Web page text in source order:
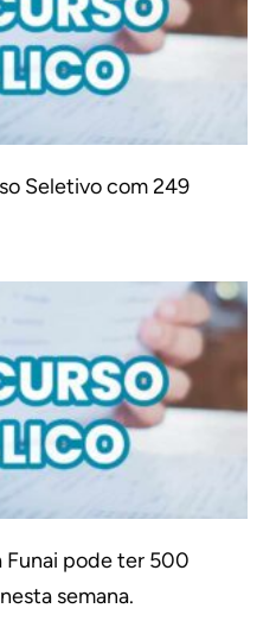
Seletivo com 249
Funai pode ter 500
semana.